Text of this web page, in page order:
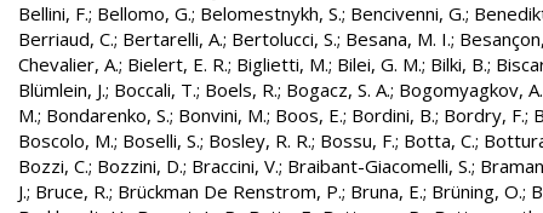
Bellini, F.; Bellomo, G.; Belomestnykh, S.; Bencivenni, G.;
Berriaud, C.; Bertarelli, A.; Bertolucci, S.; Besana, M. I.;
Chevalier, A.; Bielert, E. R.; Biglietti, M.; Bilei, G. M.; Bilki, B.;
Blümlein, J.; Boccali, T.; Boels, R.; Bogacz, S. A.; Bogomyagkov, A.
M.; Bondarenko, S.; Bonvini, M.; Boos, E.; Bordini, B.; Bordry, F.;
Boscolo, M.; Boselli, S.; Bosley, R. R.; Bossu, F.; Botta, C.;
Bozzi, C.; Bozzini, D.; Braccini, V.; Braibant-Giacomelli, S.;
J.; Bruce, R.; Brückman De Renstrom, P.; Bruna, E.; Brüning, O.;